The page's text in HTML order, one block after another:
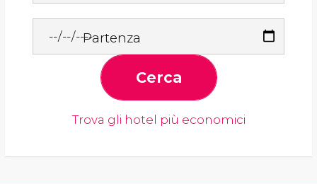
Partenza
Cerca
Trova gli hotel più economici